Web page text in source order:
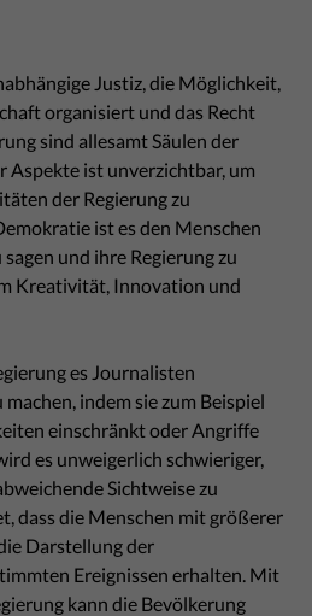
Justiz, die Möglichkeit,
organisiert und das Recht
sind allesamt Säulen der
Aspekte ist unverzichtbar, um
der Regierung zu
ist es den Menschen
und ihre Regierung zu
Kreativität, Innovation und
es Journalisten
indem sie zum Beispiel
einschränkt oder Angriffe
es unweigerlich schwieriger,
Sichtweise zu
dass die Menschen mit größerer
Darstellung der
Ereignissen erhalten. Mit
kann die Bevölkerung